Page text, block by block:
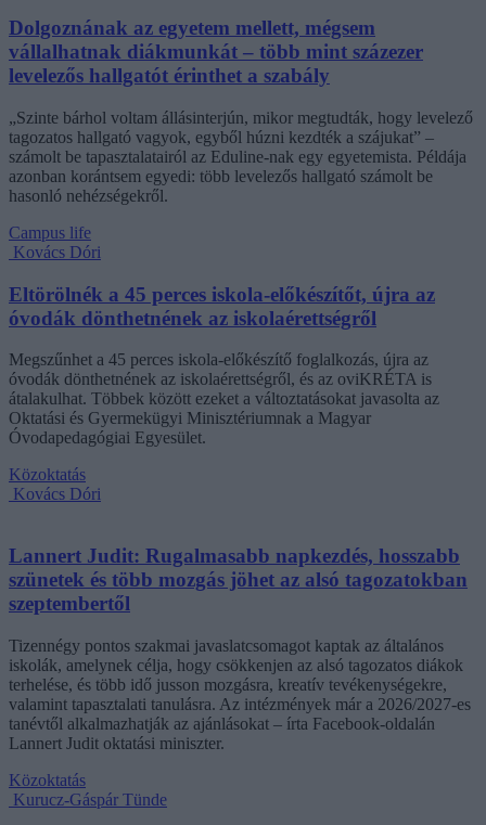
Dolgoznának az egyetem mellett, mégsem
vállalhatnak diákmunkát – több mint százezer
levelezős hallgatót érinthet a szabály
„Szinte bárhol voltam állásinterjún, mikor megtudták, hogy levelező
tagozatos hallgató vagyok, egyből húzni kezdték a szájukat” –
számolt be tapasztalatairól az Eduline-nak egy egyetemista. Példája
azonban korántsem egyedi: több levelezős hallgató számolt be
hasonló nehézségekről.
Campus life
Kovács Dóri
Eltörölnék a 45 perces iskola-előkészítőt, újra az
óvodák dönthetnének az iskolaérettségről
Megszűnhet a 45 perces iskola-előkészítő foglalkozás, újra az
óvodák dönthetnének az iskolaérettségről, és az oviKRÉTA is
átalakulhat. Többek között ezeket a változtatásokat javasolta az
Oktatási és Gyermekügyi Minisztériumnak a Magyar
Óvodapedagógiai Egyesület.
Közoktatás
Kovács Dóri
Lannert Judit: Rugalmasabb napkezdés, hosszabb
szünetek és több mozgás jöhet az alsó tagozatokban
szeptembertől
Tizennégy pontos szakmai javaslatcsomagot kaptak az általános
iskolák, amelynek célja, hogy csökkenjen az alsó tagozatos diákok
terhelése, és több idő jusson mozgásra, kreatív tevékenységekre,
valamint tapasztalati tanulásra. Az intézmények már a 2026/2027-es
tanévtől alkalmazhatják az ajánlásokat – írta Facebook-oldalán
Lannert Judit oktatási miniszter.
Közoktatás
Kurucz-Gáspár Tünde